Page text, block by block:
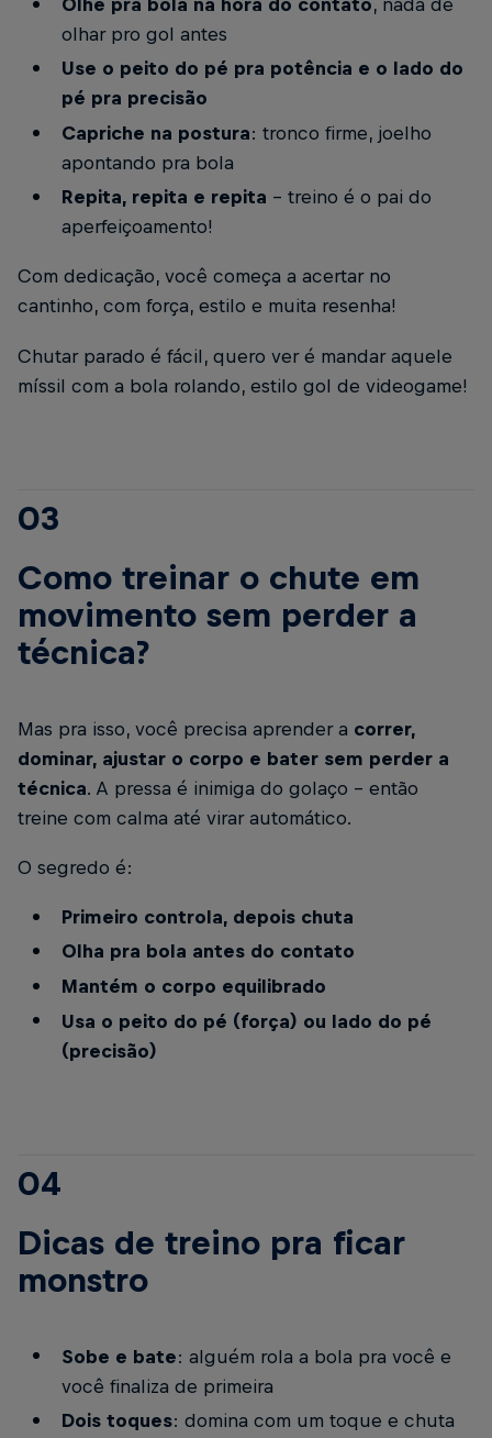
olhar pro gol antes
Use o peito do pé pra potência e o lado do
pé pra precisão
Capriche na postura: tronco firme, joelho
apontando pra bola
Repita, repita e repita – treino é o pai do
aperfeiçoamento!
Com dedicação, você começa a acertar no
cantinho, com força, estilo e muita resenha!
Chutar parado é fácil, quero ver é mandar aquele
míssil com a bola rolando, estilo gol de videogame!
03
Como treinar o chute em
movimento sem perder a
técnica?
Mas pra isso, você precisa aprender a correr,
dominar, ajustar o corpo e bater sem perder a
técnica. A pressa é inimiga do golaço - então
treine com calma até virar automático.
O segredo é:
Primeiro controla, depois chuta
Olha pra bola antes do contato
Mantém o corpo equilibrado
Usa o peito do pé (força) ou lado do pé
(precisão)
04
Dicas de treino pra ficar
monstro
Sobe e bate: alguém rola a bola pra você e
você finaliza de primeira
Dois toques: domina com um toque e chuta